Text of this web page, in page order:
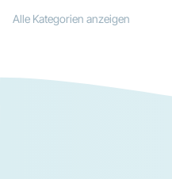
Alle Kategorien anzeigen